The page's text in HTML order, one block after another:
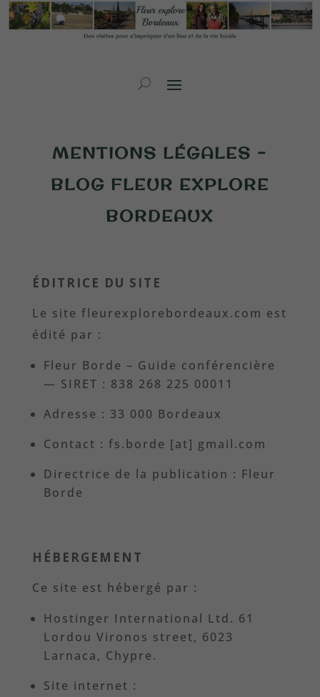
MENTIONS LÉGALES –
BLOG FLEUR EXPLORE
BORDEAUX
ÉDITRICE DU SITE
Le site fleurexplorebordeaux.com est
édité par :
Fleur Borde – Guide conférencière
— SIRET : 838 268 225 00011
Adresse : 33 000 Bordeaux
Contact : fs.borde [at] gmail.com
Directrice de la publication : Fleur
Borde
HÉBERGEMENT
Ce site est hébergé par :
Hostinger International Ltd. 61
Lordou Vironos street, 6023
Larnaca, Chypre.
Site internet :